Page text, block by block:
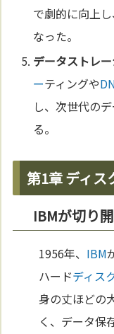
で劇的に向上
なった。
データストレ
ーティングや
し、次世代の
る。
第1章 ディス
IBMが切り
1956年、 IBM
ハードディス
身の丈ほどの
く、データ保